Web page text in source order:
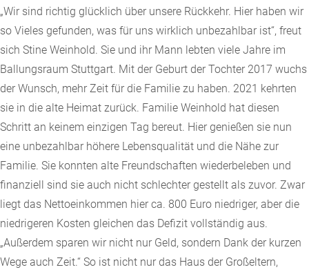
„Wir sind richtig glücklich über unsere Rückkehr. Hier haben wir
so Vieles gefunden, was für uns wirklich unbezahlbar ist“, freut
sich Stine Weinhold. Sie und ihr Mann lebten viele Jahre im
Ballungsraum Stuttgart. Mit der Geburt der Tochter 2017 wuchs
der Wunsch, mehr Zeit für die Familie zu haben. 2021 kehrten
sie in die alte Heimat zurück. Familie Weinhold hat diesen
Schritt an keinem einzigen Tag bereut. Hier genießen sie nun
eine unbezahlbar höhere Lebensqualität und die Nähe zur
Familie. Sie konnten alte Freundschaften wiederbeleben und
finanziell sind sie auch nicht schlechter gestellt als zuvor. Zwar
liegt das Nettoeinkommen hier ca. 800 Euro niedriger, aber die
niedrigeren Kosten gleichen das Defizit vollständig aus.
„Außerdem sparen wir nicht nur Geld, sondern Dank der kurzen
Wege auch Zeit.“ So ist nicht nur das Haus der Großeltern,